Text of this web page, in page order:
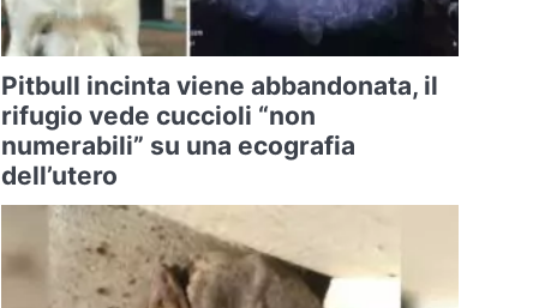
Pitbull incinta viene abbandonata, il
rifugio vede cuccioli “non
numerabili” su una ecografia
dell’utero